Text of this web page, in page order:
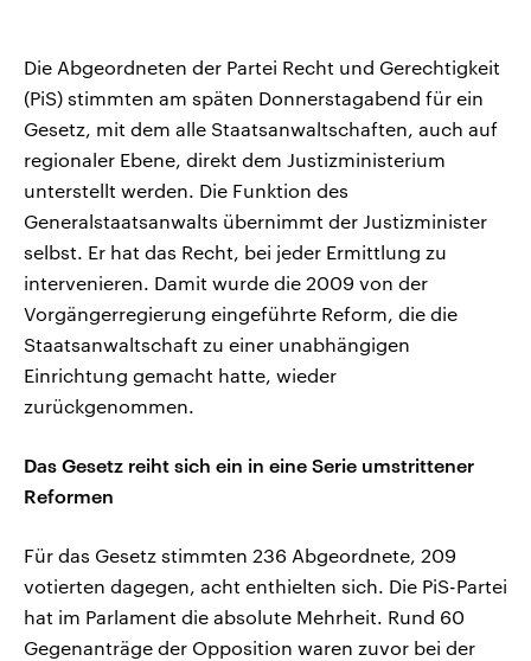
Die Abgeordneten der Partei Recht und Gerechtigkeit
(PiS) stimmten am späten Donnerstagabend für ein
Gesetz, mit dem alle Staatsanwaltschaften, auch auf
regionaler Ebene, direkt dem Justizministerium
unterstellt werden. Die Funktion des
Generalstaatsanwalts übernimmt der Justizminister
selbst. Er hat das Recht, bei jeder Ermittlung zu
intervenieren. Damit wurde die 2009 von der
Vorgängerregierung eingeführte Reform, die die
Staatsanwaltschaft zu einer unabhängigen
Einrichtung gemacht hatte, wieder
zurückgenommen.
Das Gesetz reiht sich ein in eine Serie umstrittener
Reformen
Für das Gesetz stimmten 236 Abgeordnete, 209
votierten dagegen, acht enthielten sich. Die PiS-Partei
hat im Parlament die absolute Mehrheit. Rund 60
Gegenanträge der Opposition waren zuvor bei der